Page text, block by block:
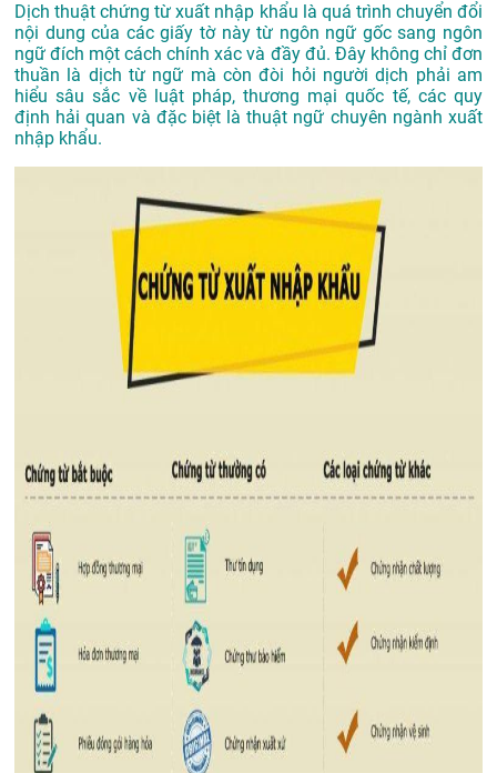
Dịch thuật chứng từ xuất nhập khẩu là quá trình chuyển đổi
nội dung của các giấy tờ này từ ngôn ngữ gốc sang ngôn
ngữ đích một cách chính xác và đầy đủ. Đây không chỉ đơn
thuần là dịch từ ngữ mà còn đòi hỏi người dịch phải am
hiểu sâu sắc về luật pháp, thương mại quốc tế, các quy
định hải quan và đặc biệt là thuật ngữ chuyên ngành xuất
nhập khẩu.